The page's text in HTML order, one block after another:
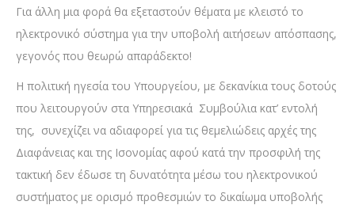
Για άλλη μια φορά θα εξεταστούν θέματα με κλειστό το
ηλεκτρονικό σύστημα για την υποβολή αιτήσεων απόσπασης,
γεγονός που θεωρώ απαράδεκτο!
Η πολιτική ηγεσία του Υπουργείου, με δεκανίκια τους δοτούς
που λειτουργούν στα Υπηρεσιακά Συμβούλια κατ’ εντολή
της, συνεχίζει να αδιαφορεί για τις θεμελιώδεις αρχές της
Διαφάνειας και της Ισονομίας αφού κατά την προσφιλή της
τακτική δεν έδωσε τη δυνατότητα μέσω του ηλεκτρονικού
συστήματος με ορισμό προθεσμιών το δικαίωμα υποβολής